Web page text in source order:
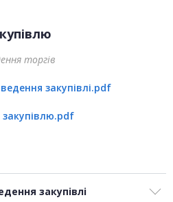
торгів
закупівлі.pdf
закупівлю.pdf
закупівлі